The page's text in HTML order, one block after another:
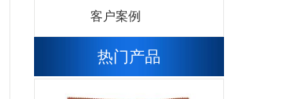
客户案例
热门产品